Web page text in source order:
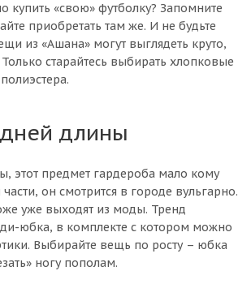
купить «свою» футболку? Запомните
приобретать там же. И не будьте
из «Ашана» могут выглядеть круто,
старайтесь выбирать хлопковые
длины
этот предмет гардероба мало кому
он смотрится в городе вульгарно.
уже выходят из моды. Тренд
юбка, в комплекте с котором можно
Выбирайте вещь по росту – юбка
ногу пополам.